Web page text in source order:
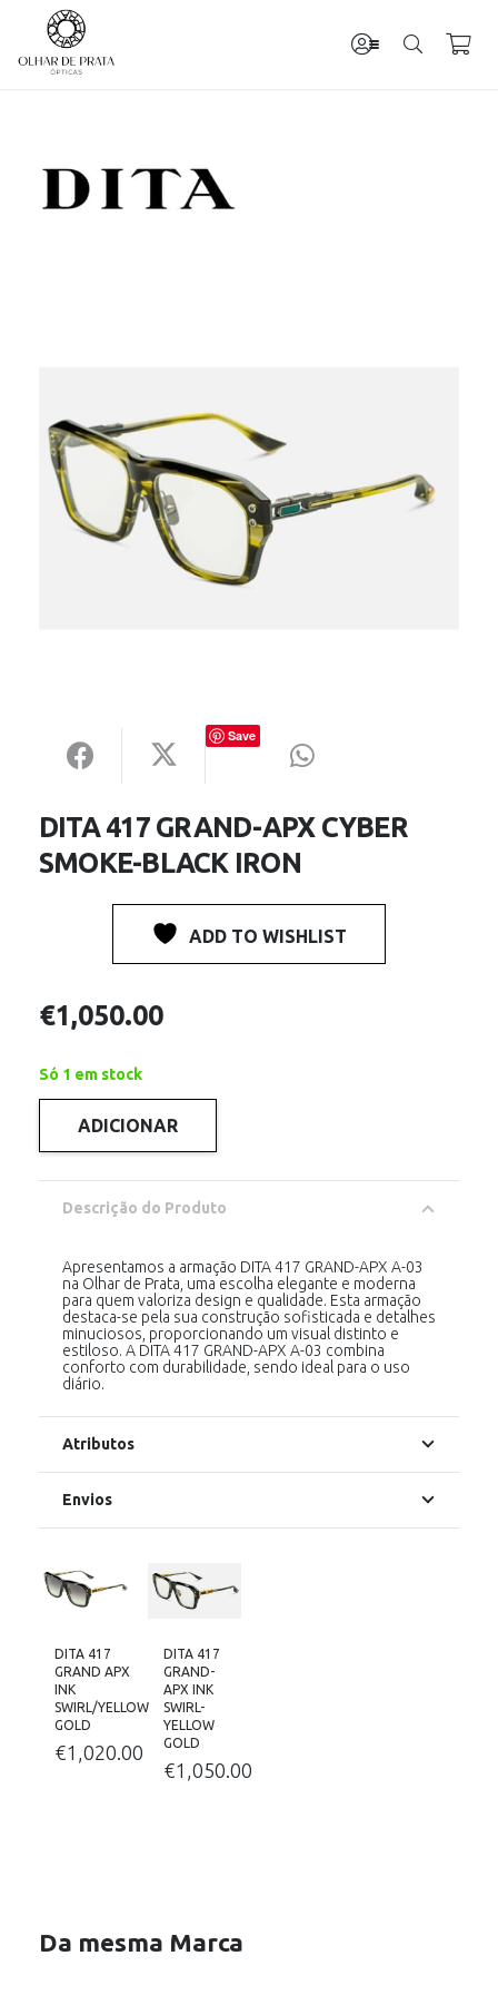
Save
DITA 417 GRAND-APX CYBER
SMOKE-BLACK IRON
ADD TO WISHLIST
€1,050.00
Só 1 em stock
Quantidade
de
417
GRAND-
APX
BLACK
IRON
ADICIONAR
Descrição do Produto
Apresentamos a armação DITA 417 GRAND-APX A-03
na Olhar de Prata, uma escolha elegante e moderna
para quem valoriza design e qualidade. Esta armação
destaca-se pela sua construção sofisticada e detalhes
minuciosos, proporcionando um visual distinto e
estiloso. A DITA 417 GRAND-APX A-03 combina
conforto com durabilidade, sendo ideal para o uso
diário.
Atributos
Envios
DITA 417
GRAND APX
INK
SWIRL/YELLOW
GOLD
€1,020.00
DITA 417
GRAND-
APX INK
SWIRL-
YELLOW
GOLD
€1,050.00
Da mesma Marca